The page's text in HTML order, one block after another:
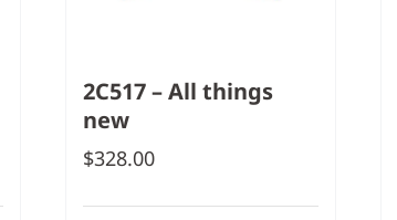
2C517 – All things
new
$328.00